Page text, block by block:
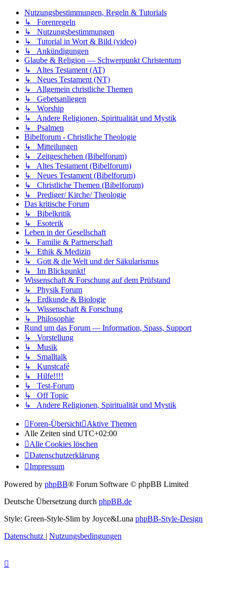
Nutzungsbestimmungen, Regeln & Tutorials
↳ Forenregeln
↳ Nutzungsbestimmungen
↳ Tutorial in Wort & Bild (video)
↳ Ankündigungen
Glaube & Religion — Schwerpunkt Christentum
↳ Altes Testament (AT)
↳ Neues Testament (NT)
↳ Allgemein christliche Themen
↳ Gebetsanliegen
↳ Worship
↳ Andere Religionen, Spiritualität und Mystik
↳ Psalmen
Bibelforum - Christliche Theologie
↳ Mitteilungen
↳ Zeitgeschehen (Bibelforum)
↳ Altes Testament (Bibelforum)
↳ Neues Testament (Bibelforum)
↳ Christliche Themen (Bibelforum)
↳ Prediger/ Kirche/ Theologie
Das kritische Forum
↳ Bibelkritik
↳ Esoterik
Leben in der Gesellschaft
↳ Familie & Partnerschaft
↳ Ethik & Medizin
↳ Gott & die Welt und der Säkularismus
↳ Im Blickpunkt!
Wissenschaft & Forschung auf dem Prüfstand
↳ Physik Forum
↳ Erdkunde & Biologie
↳ Wissenschaft & Forschung
↳ Philosophie
Rund um das Forum — Information, Spass, Support
↳ Vorstellung
↳ Musik
↳ Smalltalk
↳ Kunstcafé
↳ Hilfe!!!!
↳ Test-Forum
↳ Off Topic
↳ Andere Religionen, Spiritualität und Mystik
Foren-Übersicht
Aktive Themen
Alle Zeiten sind UTC+02:00
Alle Cookies löschen
Datenschutzerklärung
Impressum
Powered by phpBB® Forum Software © phpBB Limited
Deutsche Übersetzung durch phpBB.de
Style: Green-Style-Slim by Joyce&Luna phpBB-Style-Design
Datenschutz | Nutzungsbedingungen